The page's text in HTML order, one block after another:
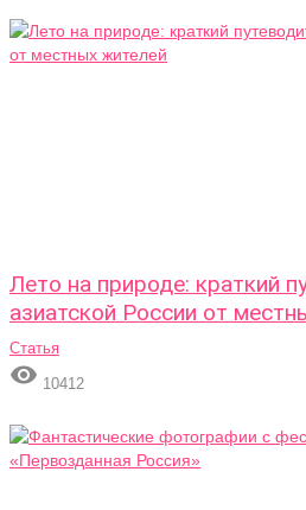
Лето на природе: краткий
азиатской России от
Статья
 10412